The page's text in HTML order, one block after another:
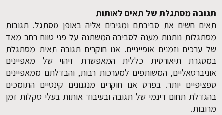
תגובה מסתגלת של תאים לאותות
תאים חשים את סביבתם ומגיבים אליה באופן מסתגל. תגובות
מסתגלות נותנות מענה לסביבה המשתנה על פני טווח רחב מאד
של ערכים וזמנים אופייניים. אנו חוקרים תגובה תאית מסתגלת
במסגרת תיאורטית כללית המאפשרת זיהוי של מאפיינים
אוניברסאליים, המשותפים למערכות רבות, והבדלתם ממאפיינים
ספציפיים יותר. בפרט אנו חוקרים מנגנונים קינטיים התומכים
בהגדלת תחום דינמי של תגובה ובעיבוד אותות בעלי סקלות זמן
מרובות.